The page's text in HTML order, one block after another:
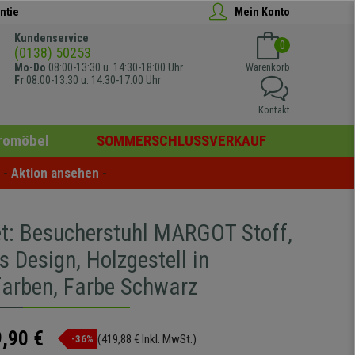
Mein Konto
Kundenservice
(0138) 50253
Mo-Do 08:00-13:30 u. 14:30-18:00 Uhr
Fr 08:00-13:30 u. 14:30-17:00 Uhr
0
Warenkorb
Kontakt
SOMMERSCHLUSSVERKAUF
- Aktion ansehen -
Besucherstuhl MARGOT Stoff,
Design, Holzgestell in
Farbe Schwarz
€ -36% (419,88 € Inkl. MwSt.)